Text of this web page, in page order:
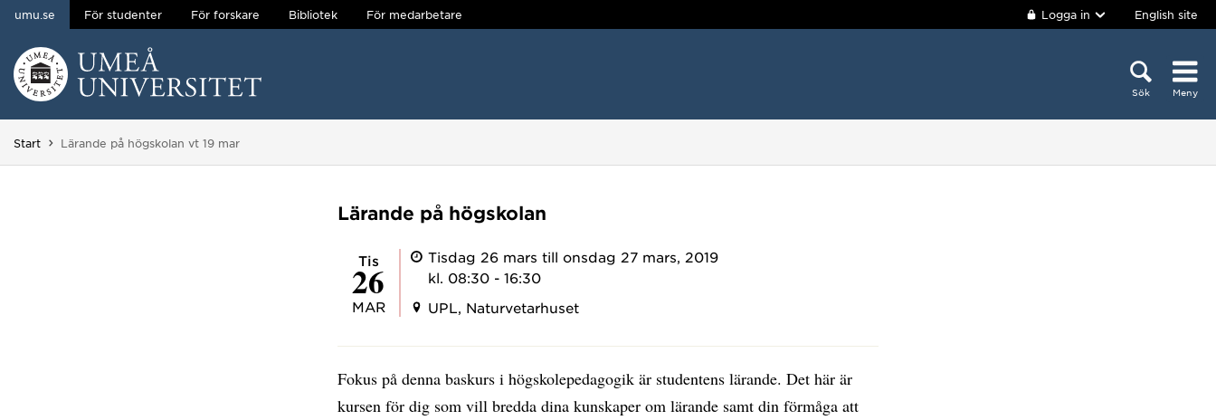
Hoppa direkt till innehållet
umu.se För studenter För forskare Bibliotek För medarbetare Logga in English site
Sök Meny
Huvudmenyn dold.
Start Du är här:
Lärande på högskolan vt 19 mar
Lärande på högskolan
tis
26
MAR
Tisdag 26 mars till onsdag 27 mars, 2019
kl. 08:30 - 16:30
UPL, Naturvetarhuset
Fokus på denna baskurs i högskolepedagogik är studentens lärande. Det här är
kursen för dig som vill bredda dina kunskaper om lärande samt din förmåga att